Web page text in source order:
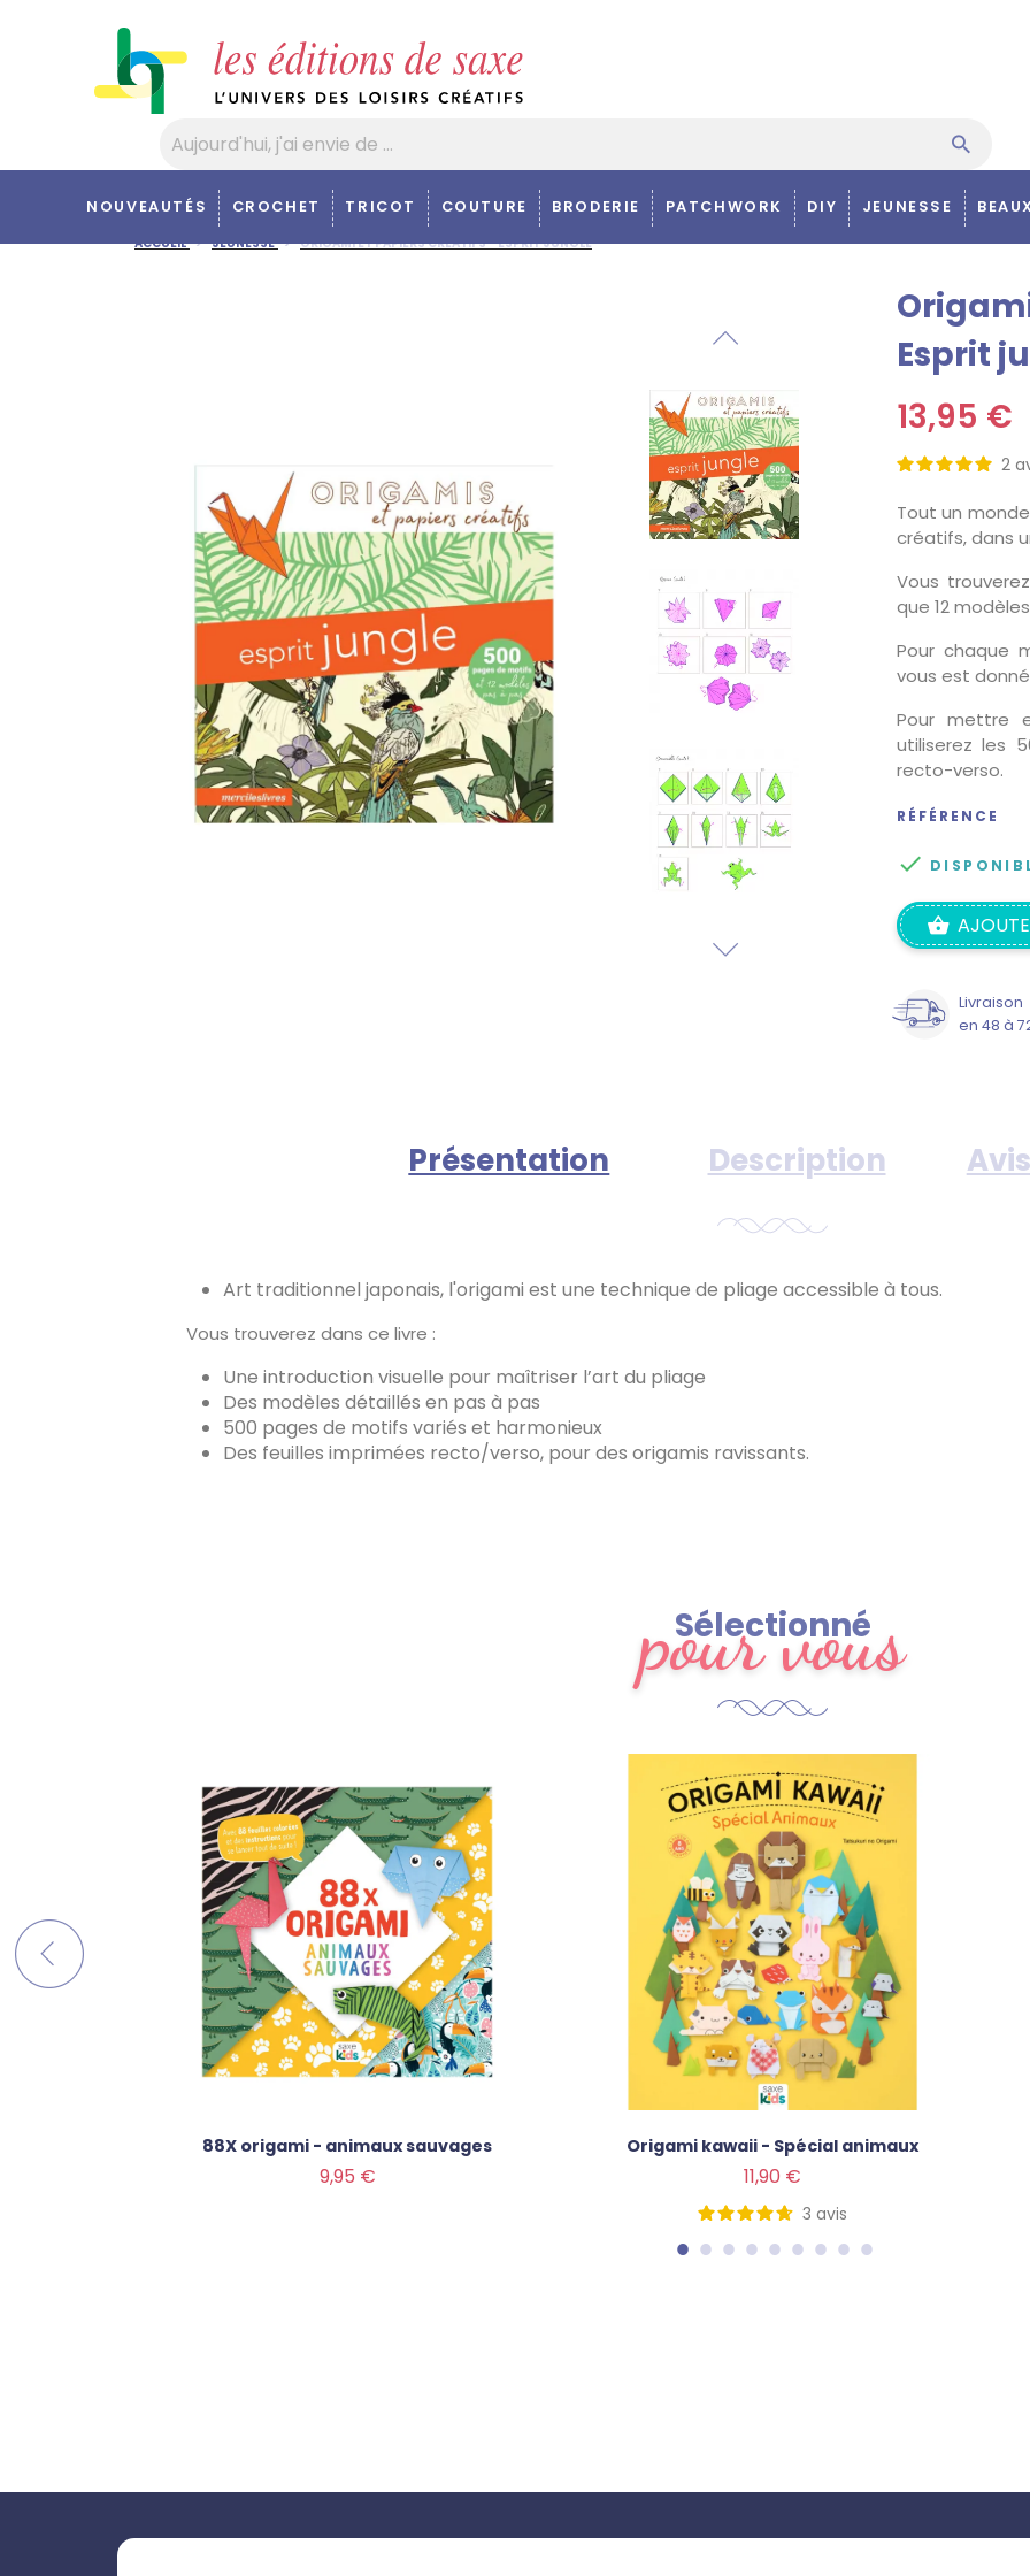
NOUVEAUTÉS CROCHET TRICOT COUTURE BRODERIE PATCHWORK DIY JEUNESSE
ACCUEIL JEUNESSE ORIGAMI ET PAPIERS CRÉATIFS - ESPRIT JUNGLE
Esprit
13,95 €
2
Tout un
créatifs, dans
Vous
que 12
Pour chaque
vous est
Pour mettre
utiliserez les
recto-verso.
RÉFÉRENCE

Livraison
en 48 à
Présentation Description
Art traditionnel japonais, l'origami est une technique de pliage accessible à tous.
Vous trouverez dans ce livre :
Une introduction visuelle pour maîtriser l’art du pliage
Des modèles détaillés en pas à pas
500 pages de motifs variés et harmonieux
Des feuilles imprimées recto/verso, pour des origamis ravissants.
Sélectionné
pour vous
88X origami - animaux sauvages
9,95 €
Origami kawaii - Spécial animaux
11,90 €
3 avis